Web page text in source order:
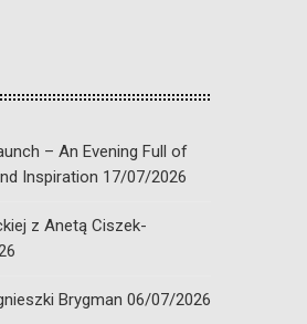
– An Evening Full of
Inspiration 17/07/2026
z Anetą Ciszek-
Brygman 06/07/2026